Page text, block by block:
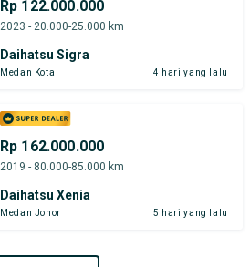
Rp 122.000.000
2023 - 20.000-25.000 km
Daihatsu Sigra
Medan Kota 4 hari yang lalu
Rp 162.000.000
2019 - 80.000-85.000 km
Daihatsu Xenia
Medan Johor 5 hari yang lalu